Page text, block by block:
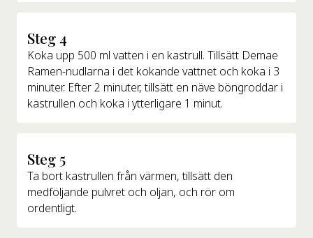
Steg 4
Koka upp 500 ml vatten i en kastrull. Tillsätt Demae
Ramen-nudlarna i det kokande vattnet och koka i 3
minuter. Efter 2 minuter, tillsätt en näve böngroddar i
kastrullen och koka i ytterligare 1 minut.
Steg 5
Ta bort kastrullen från värmen, tillsätt den
medföljande pulvret och oljan, och rör om
ordentligt.